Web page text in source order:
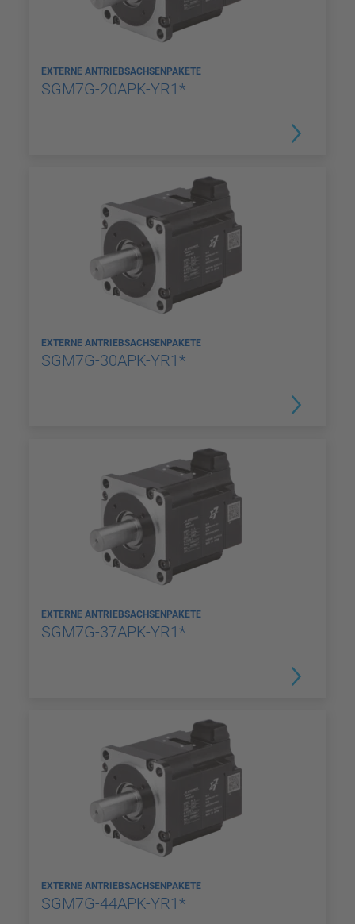
EXTERNE ANTRIEBSACHSENPAKETE
SGM7G-20APK-YR1*
EXTERNE ANTRIEBSACHSENPAKETE
SGM7G-30APK-YR1*
EXTERNE ANTRIEBSACHSENPAKETE
SGM7G-37APK-YR1*
EXTERNE ANTRIEBSACHSENPAKETE
SGM7G-44APK-YR1*